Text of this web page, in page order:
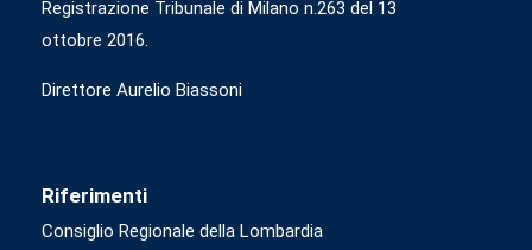
Registrazione Tribunale di Milano n.263 del 13
ottobre 2016.
Direttore Aurelio Biassoni
Riferimenti
Consiglio Regionale della Lombardia